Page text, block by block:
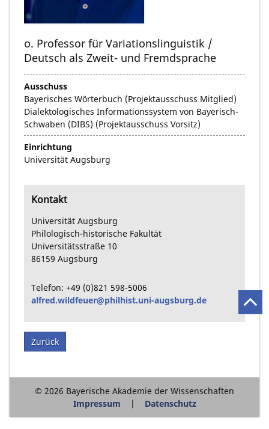
o. Professor für Variationslinguistik /
Deutsch als Zweit- und Fremdsprache
Ausschuss
Bayerisches Wörterbuch (Projektausschuss Mitglied)
Dialektologisches Informationssystem von Bayerisch-
Schwaben (DIBS) (Projektausschuss Vorsitz)
Einrichtung
Universität Augsburg
Kontakt
Universität Augsburg
Philologisch-historische Fakultät
Universitätsstraße 10
86159 Augsburg
Telefon: +49 (0)821 598-5006
alfred.wildfeuer@philhist.uni-augsburg.de
Zurück
© 2026 Bayerische Akademie der Wissenschaften
Impressum
Datenschutz